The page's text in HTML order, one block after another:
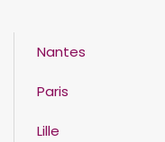
Nantes
Paris
Lille